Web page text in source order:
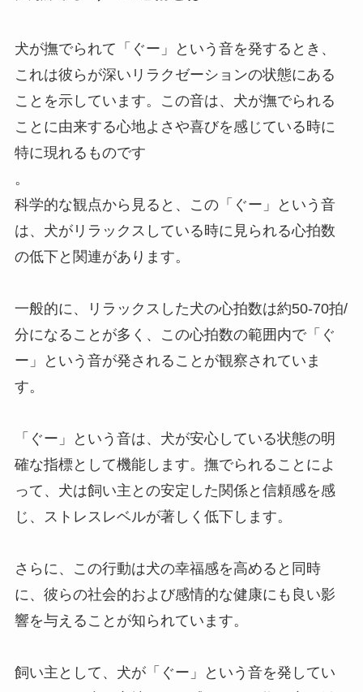
犬が撫でられて「ぐー」という音を発するとき、
これは彼らが深いリラクゼーションの状態にある
ことを示しています。この音は、犬が撫でられる
ことに由来する心地よさや喜びを感じている時に
特に現れるものです
。
科学的な観点から見ると、この「ぐー」という音
は、犬がリラックスしている時に見られる心拍数
の低下と関連があります。
一般的に、リラックスした犬の心拍数は約50-70拍/
分になることが多く、この心拍数の範囲内で「ぐ
ー」という音が発されることが観察されていま
す。
「ぐー」という音は、犬が安心している状態の明
確な指標として機能します。撫でられることによ
って、犬は飼い主との安定した関係と信頼感を感
じ、ストレスレベルが著しく低下します。
さらに、この行動は犬の幸福感を高めると同時
に、彼らの社会的および感情的な健康にも良い影
響を与えることが知られています。
飼い主として、犬が「ぐー」という音を発してい